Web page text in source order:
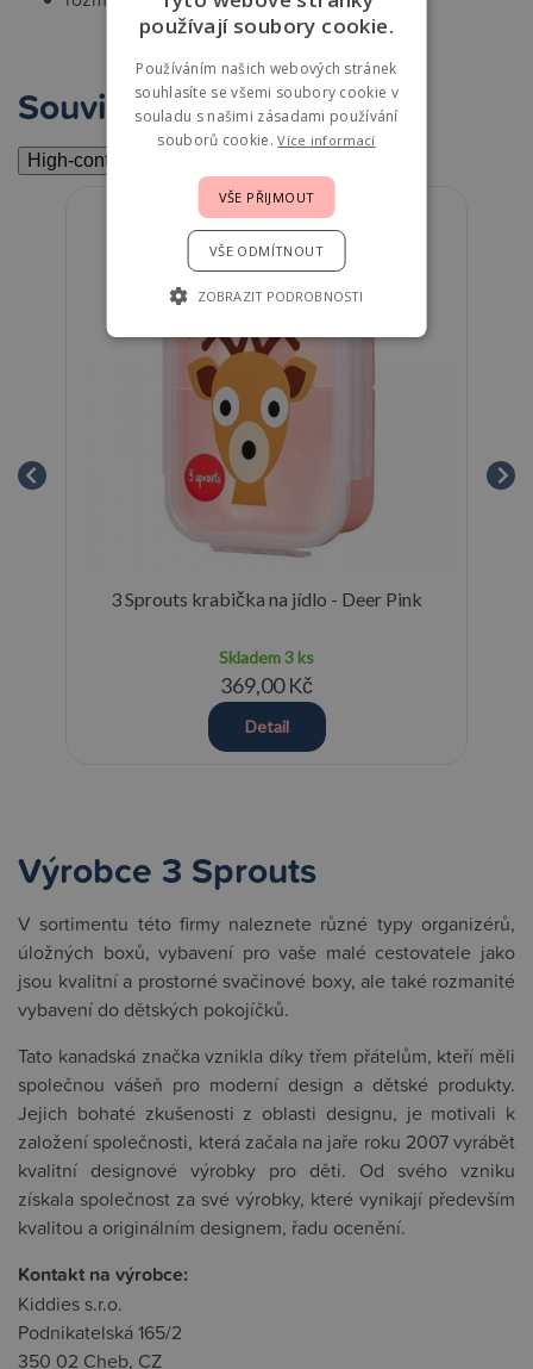
Související
High-contrast mode
3 Sprouts krabička na jídlo - Deer Pink
Skladem3 ks
369,00 Kč
Detail
Výrobce 3 Sprouts
V sortimentu této firmy naleznete různé typy organizérů,
úložných boxů, vybavení pro vaše malé cestovatele jako
jsou kvalitní a prostorné svačinové boxy, ale také rozmanité
vybavení do dětských pokojíčků.
Tato kanadská značka vznikla díky třem přátelům, kteří měli
společnou vášeň pro moderní design a dětské produkty.
Jejich bohaté zkušenosti z oblasti designu, je motivali k
založení společnosti, která začala na jaře roku 2007 vyrábět
kvalitní designové výrobky pro děti. Od svého vzniku
získala společnost za své výrobky, které vynikají především
kvalitou a originálním designem, řadu ocenění.
Kontakt na výrobce:
Kiddies s.r.o.
Podnikatelská 165/2
350 02 Cheb, CZ
používají soubory cookie.
Používáním našich webových stránek
souhlasíte se všemi soubory cookie v
souladu s našimi zásadami používání
souborů cookie.Více informací
VŠE PŘIJMOUT
VŠE ODMÍTNOUT
ZOBRAZIT PODROBNOSTI